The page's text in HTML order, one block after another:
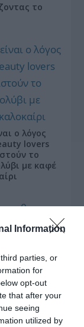
Information
parties, or
for
opt-out
that after your
seeing
utilized by
το
ο λόγος
lovers
το
με καφέ